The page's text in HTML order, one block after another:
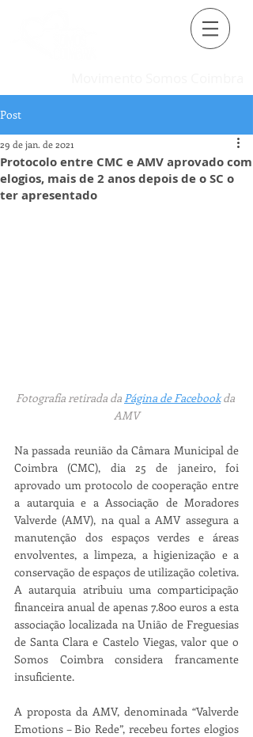
Post
Protocolo entre CMC e AMV aprovado com
elogios, mais de 2 anos depois de o SC o
ter apresentado
29 de jan. de 2021
Fotografia retirada da Página de Facebook da
AMV
Na passada reunião da Câmara Municipal de
Coimbra (CMC), dia 25 de janeiro, foi
aprovado um protocolo de cooperação entre
a autarquia e a Associação de Moradores
Valverde (AMV), na qual a AMV assegura a
manutenção dos espaços verdes e áreas
envolventes, a limpeza, a higienização e a
conservação de espaços de utilização coletiva.
A autarquia atribuiu uma comparticipação
financeira anual de apenas 7.800 euros a esta
associação localizada na União de Freguesias
de Santa Clara e Castelo Viegas, valor que o
Somos Coimbra considera francamente
insuficiente.
A proposta da AMV, denominada “Valverde
Emotions – Bio Rede”, recebeu fortes elogios